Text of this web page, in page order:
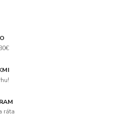
ráta